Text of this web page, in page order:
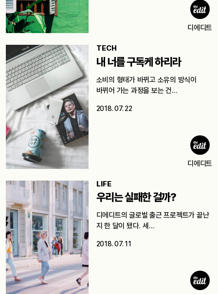
디에디트
TECH
내 너를 구독케 하리라
소비의 형태가 바뀌고 소유의 방식이
바뀌어 가는 과정을 보는 건…
2018. 07. 22
디에디트
LIFE
우리는 실패한 걸까?
디에디트의 글로벌 출근 프로젝트가 끝난
지 한 달이 됐다. 세…
2018. 07. 11